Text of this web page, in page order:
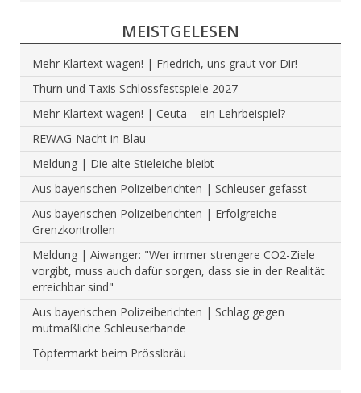
MEISTGELESEN
Mehr Klartext wagen! | Friedrich, uns graut vor Dir!
Thurn und Taxis Schlossfestspiele 2027
Mehr Klartext wagen! | Ceuta – ein Lehrbeispiel?
REWAG-Nacht in Blau
Meldung | Die alte Stieleiche bleibt
Aus bayerischen Polizeiberichten | Schleuser gefasst
Aus bayerischen Polizeiberichten | Erfolgreiche
Grenzkontrollen
Meldung | Aiwanger: "Wer immer strengere CO2-Ziele
vorgibt, muss auch dafür sorgen, dass sie in der Realität
erreichbar sind"
Aus bayerischen Polizeiberichten | Schlag gegen
mutmaßliche Schleuserbande
Töpfermarkt beim Prösslbräu